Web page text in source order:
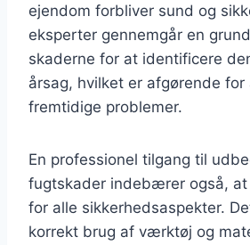
ejendom forbliver sund og
eksperter gennemgår en
skaderne for at identificere
årsag, hvilket er afgørende
fremtidige problemer.
En professionel tilgang til
fugtskader indebærer også,
for alle sikkerhedsaspekter.
korrekt brug af værktøj og